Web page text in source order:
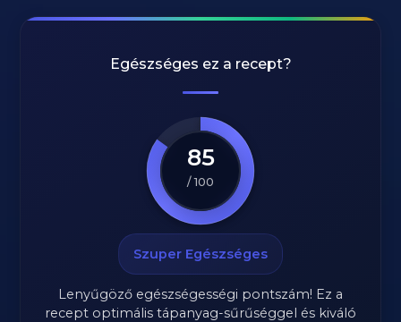
Egészséges ez a recept?
85
/ 100
Szuper Egészséges
Lenyűgöző egészségességi pontszám! Ez a
recept optimális tápanyag-sűrűséggel és kiváló